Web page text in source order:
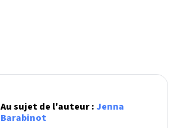
Au sujet de l'auteur : Jenna
Barabinot